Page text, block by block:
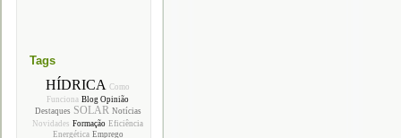
Tags
HÍDRICA Como
Funciona Blog Opinião
Destaques SOLAR Notícias
Novidades Formação Eficiência
Energética Emprego